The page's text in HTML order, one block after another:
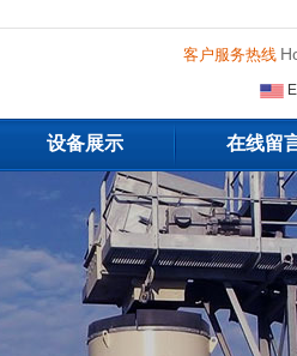
客户服务热线
设备展示 在线留